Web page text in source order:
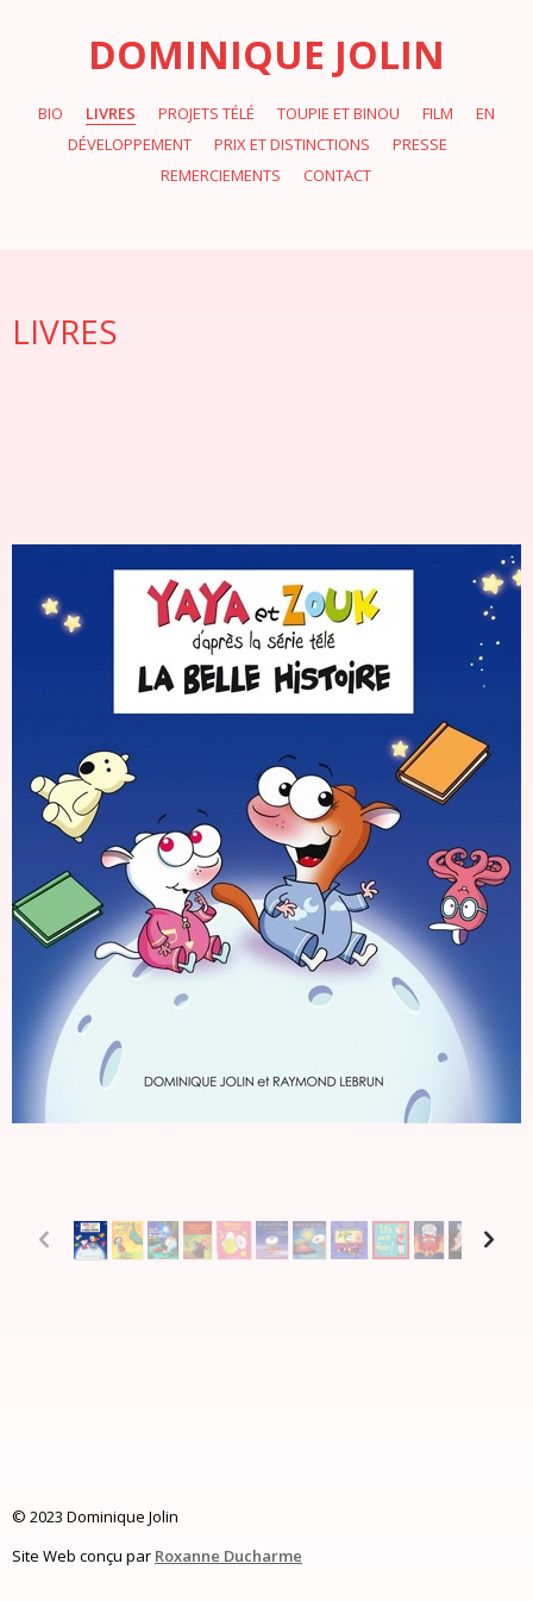
DOMINIQUE JOLIN
BIO LIVRES PROJETS TÉLÉ TOUPIE ET BINOU FILM
EN
DÉVELOPPEMENT
PRIX ET DISTINCTIONS
PRESSE
REMERCIEMENTS
CONTACT
LIVRES
p n
© 2023 Dominique Jolin
Site Web conçu par Roxanne Ducharme